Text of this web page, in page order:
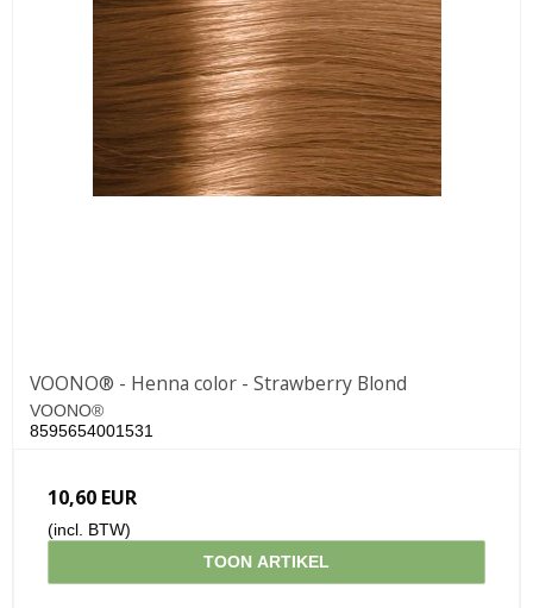
VOONO® - Henna color - Strawberry Blond
VOONO®
8595654001531
10,60 EUR
(incl. BTW)
TOON ARTIKEL